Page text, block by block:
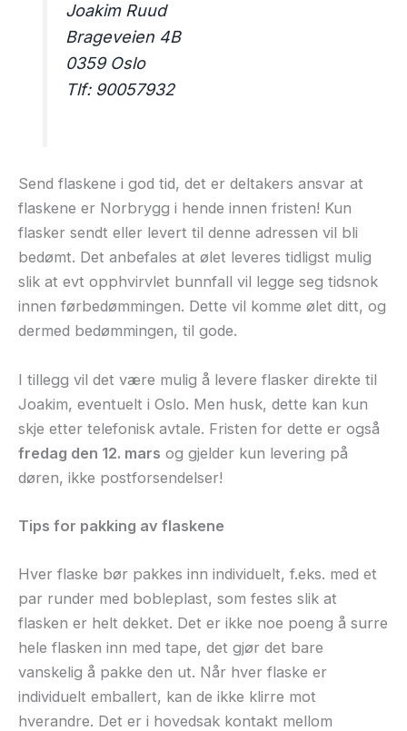
Joakim Ruud
Brageveien 4B
0359 Oslo
Tlf: 90057932
Send flaskene i god tid, det er deltakers ansvar at
flaskene er Norbrygg i hende innen fristen! Kun
flasker sendt eller levert til denne adressen vil bli
bedømt. Det anbefales at ølet leveres tidligst mulig
slik at evt opphvirvlet bunnfall vil legge seg tidsnok
innen førbedømmingen. Dette vil komme ølet ditt, og
dermed bedømmingen, til gode.
I tillegg vil det være mulig å levere flasker direkte til
Joakim, eventuelt i Oslo. Men husk, dette kan kun
skje etter telefonisk avtale. Fristen for dette er også
fredag den 12. mars og gjelder kun levering på
døren, ikke postforsendelser!
Tips for pakking av flaskene
Hver flaske bør pakkes inn individuelt, f.eks. med et
par runder med bobleplast, som festes slik at
flasken er helt dekket. Det er ikke noe poeng å surre
hele flasken inn med tape, det gjør det bare
vanskelig å pakke den ut. Når hver flaske er
individuelt emballert, kan de ikke klirre mot
hverandre. Det er i hovedsak kontakt mellom